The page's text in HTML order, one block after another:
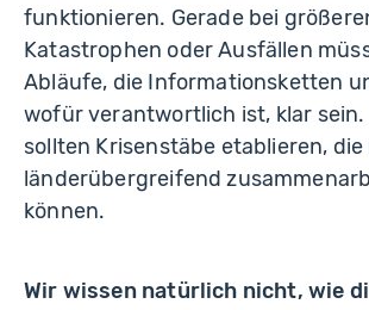
funktionieren. Gerade bei
Katastrophen oder Ausfällen
Abläufe, die Informationsketten
wofür verantwortlich ist, klar sein.
sollten Krisenstäbe etablieren,
länderübergreifend
können.
Wir wissen natürlich nicht, wie